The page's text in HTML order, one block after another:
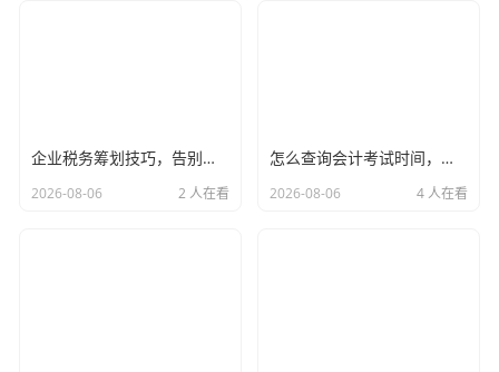
跟公司供应商、客户有大额资金往来，这叫‘公私不分’，红线
啊。”
企业税务筹划技巧，告别糊涂账，教你用合法手段把利润留在公司口袋里
2026-08-06 2 人在看
怎么查询会计考试时间，别让信息差毁了你的考证路，老会计教你避坑指南
2026-08-06 4 人在看